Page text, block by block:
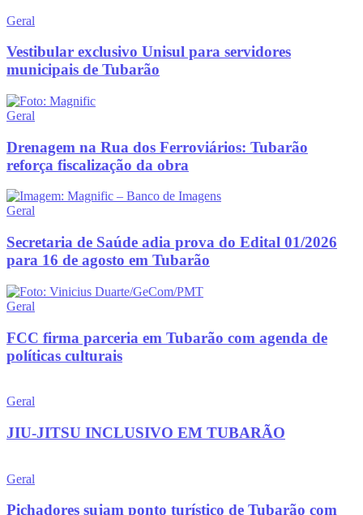
Geral
Vestibular exclusivo Unisul para servidores
municipais de Tubarão
Geral
Drenagem na Rua dos Ferroviários: Tubarão
reforça fiscalização da obra
Geral
Secretaria de Saúde adia prova do Edital 01/2026
para 16 de agosto em Tubarão
Geral
FCC firma parceria em Tubarão com agenda de
políticas culturais
Geral
JIU-JITSU INCLUSIVO EM TUBARÃO
Geral
Pichadores sujam ponto turístico de Tubarão com